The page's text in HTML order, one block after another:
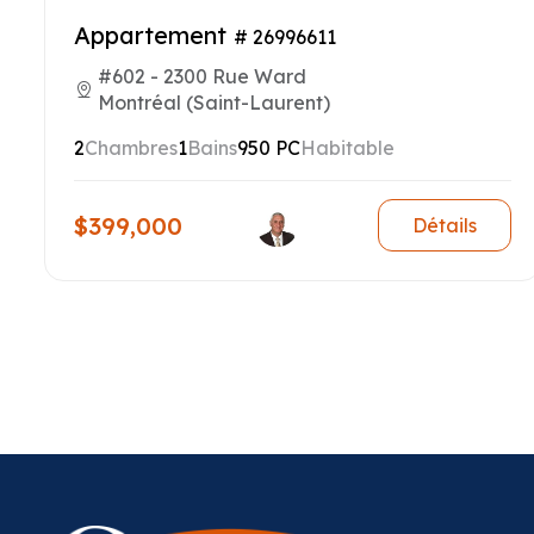
Appartement # 26996611
#602 - 2300 Rue Ward
Montréal (Saint-Laurent)
2Chambres1Bains950 PCHabitable
$399,000 Détails